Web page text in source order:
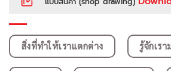
สิ่งที่ทำให้เราแตกต่าง รู้จักเร